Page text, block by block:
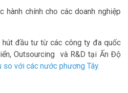
hành chính cho các doanh nghiệp
đầu tư từ các công ty đa quốc
Outsourcing và R&D tại Ấn Độ
so với các nước phương Tây.